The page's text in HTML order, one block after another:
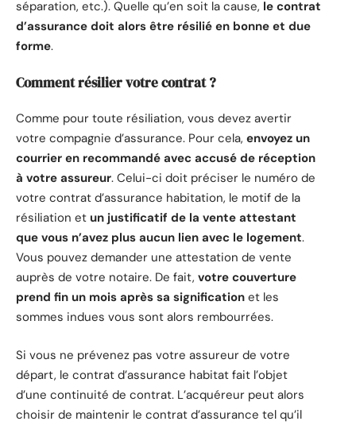
séparation, etc.). Quelle qu’en soit la cause, le contrat
d’assurance doit alors être résilié en bonne et due
forme.
Comment résilier votre contrat ?
Comme pour toute résiliation, vous devez avertir
votre compagnie d’assurance. Pour cela, envoyez un
courrier en recommandé avec accusé de réception
à votre assureur. Celui-ci doit préciser le numéro de
votre contrat d’assurance habitation, le motif de la
résiliation et un justificatif de la vente attestant
que vous n’avez plus aucun lien avec le logement.
Vous pouvez demander une attestation de vente
auprès de votre notaire. De fait, votre couverture
prend fin un mois après sa signification et les
sommes indues vous sont alors rembourrées.
Si vous ne prévenez pas votre assureur de votre
départ, le contrat d’assurance habitat fait l’objet
d’une continuité de contrat. L’acquéreur peut alors
choisir de maintenir le contrat d’assurance tel qu’il